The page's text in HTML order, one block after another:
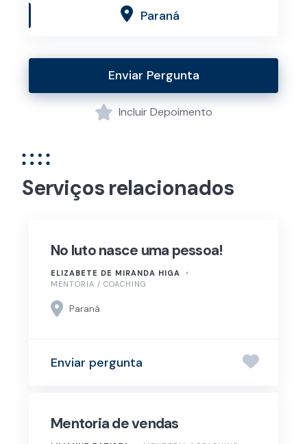
Paraná
Enviar Pergunta
Incluir Depoimento
Serviços relacionados
No luto nasce uma pessoa!
ELIZABETE DE MIRANDA HIGA
MENTORIA / COACHING
Paraná
Enviar pergunta
Mentoria de vendas